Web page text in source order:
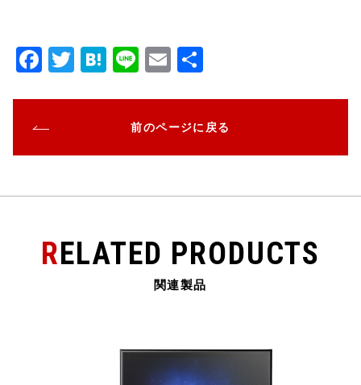
F
e
b
o
k
T
r
H
a
Li E
l
前のページに戻る
RELATED PRODUCTS
関連製品